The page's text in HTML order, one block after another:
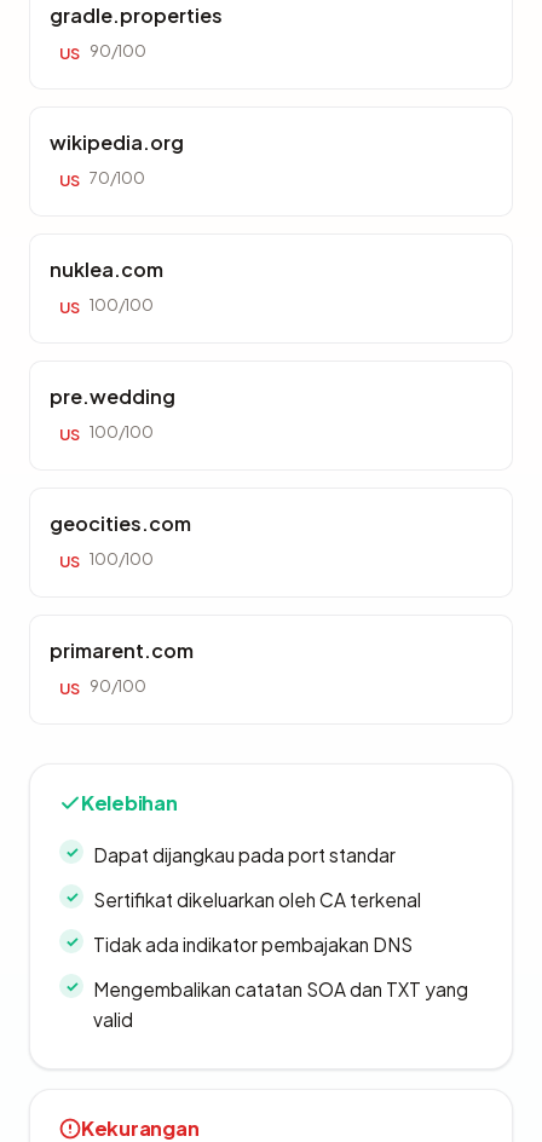
gradle.properties
US 90/100
wikipedia.org
US 70/100
nuklea.com
US 100/100
pre.wedding
US 100/100
geocities.com
US 100/100
primarent.com
US 90/100
Kelebihan
Dapat dijangkau pada port standar
Sertifikat dikeluarkan oleh CA terkenal
Tidak ada indikator pembajakan DNS
Mengembalikan catatan SOA dan TXT yang
valid
Kekurangan